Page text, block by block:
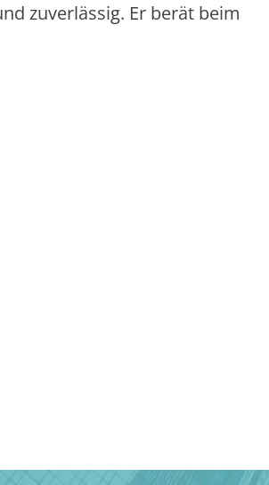
zuverlässig. Er berät beim